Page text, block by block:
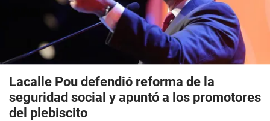
Lacalle Pou defendió reforma de la
seguridad social y apuntó a los promotores
del plebiscito